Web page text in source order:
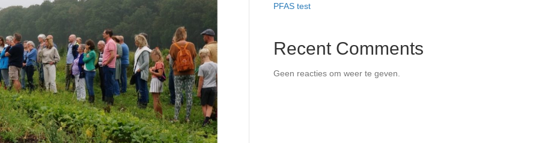
PFAS test
Recent Comments
Geen reacties om weer te geven.